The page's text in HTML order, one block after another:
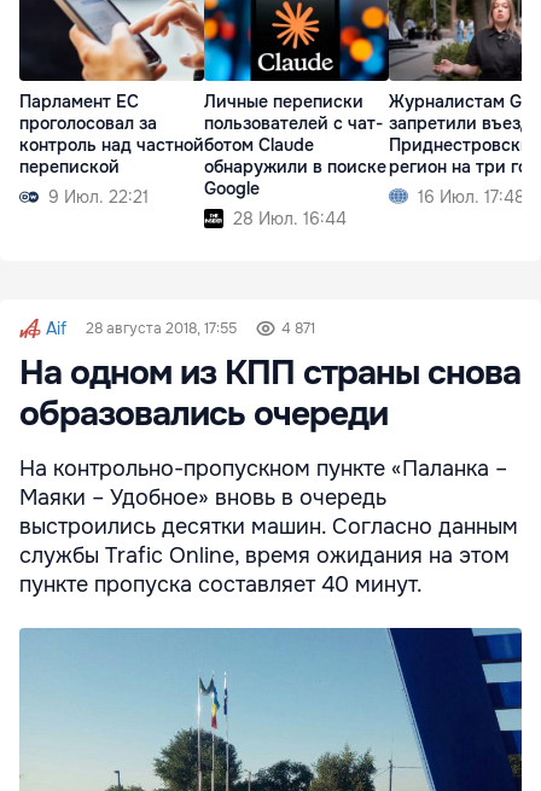
Парламент ЕС
проголосовал за
контроль над частной
перепиской
9 Июл. 22:21
Личные переписки
пользователей с чат-
ботом Claude
обнаружили в поиске
Google
28 Июл. 16:44
Журналистам
запретили въезд
Приднестровский
регион на три
16 Июл. 17:48
Aif 28 августа 2018, 17:55 4 871
На одном из КПП страны снова
образовались очереди
На контрольно-пропускном пункте «Паланка –
Маяки – Удобное» вновь в очередь
выстроились десятки машин. Согласно данным
службы Trafic Online, время ожидания на этом
пункте пропуска составляет 40 минут.